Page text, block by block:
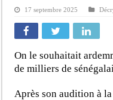
17 septembre 2025
On le souhaitait
de milliers de
Après son audition à